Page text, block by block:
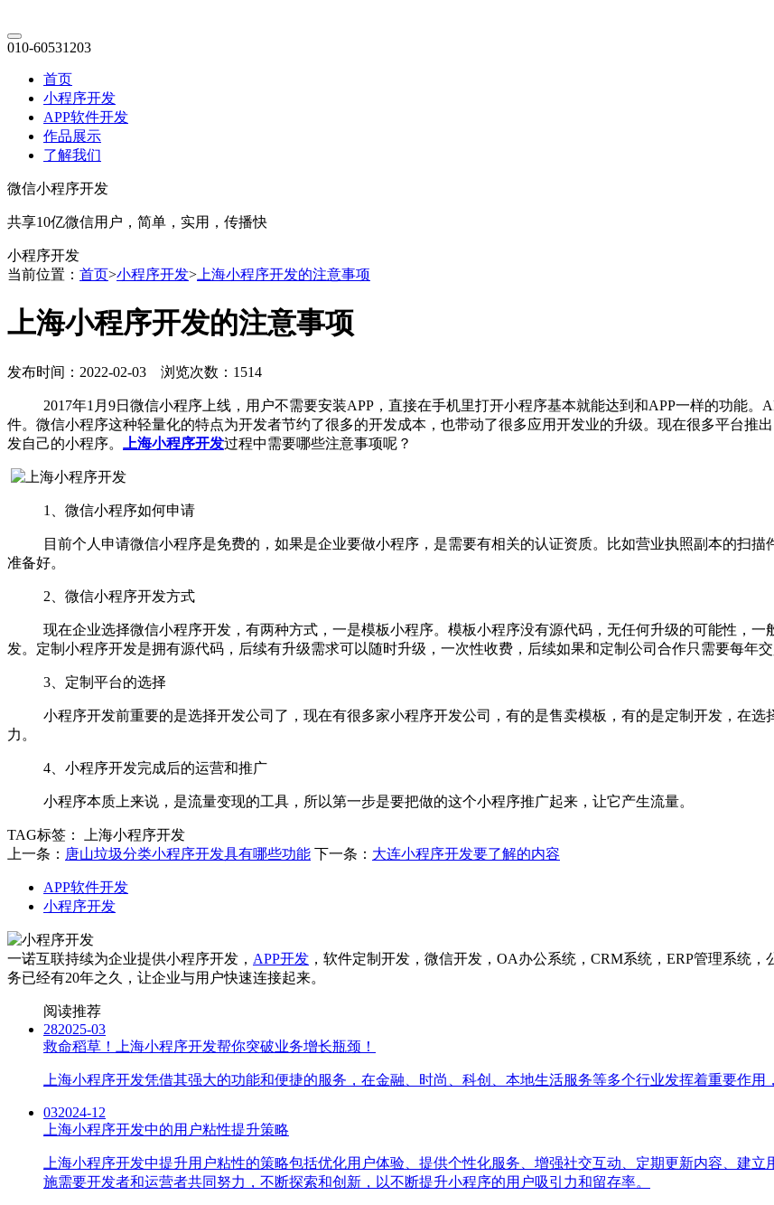
010-60531203
首页
小程序开发
APP软件开发
作品展示
了解我们
微信小程序开发
共享10亿微信用户，简单，实用，传播快
小程序开发
当前位置： 首页>小程序开发> 上海小程序开发的注意事项
上海小程序开发的注意事项
发布时间：2022-02-03 浏览次数：1514
2017年1月9日微信小程序上线，用户不需要安装APP，直接在手机里打开小程序基本就能达到和APP一样的功能。
件。微信小程序这种轻量化的特点为开发者节约了很多的开发成本，也带动了很多应用开发业的升级。现在很多平台推
发自己的小程序。
上海小程序开发过程中需要哪些注意事项呢？
1、微信小程序如何申请
目前个人申请微信小程序是免费的，如果是企业要做小程序，是需要有相关的认证资质。比如营业执照副本的扫描
准备好。
2、微信小程序开发方式
现在企业选择微信小程序开发，有两种方式，一是模板小程序。模板小程序没有源代码，无任何升级的可能性，一
发。定制小程序开发是拥有源代码，后续有升级需求可以随时升级，一次性收费，后续如果和定制公司合作只需要每年
3、定制平台的选择
小程序开发前重要的是选择开发公司了，现在有很多家小程序开发公司，有的是售卖模板，有的是定制开发，在选
力。
4、小程序开发完成后的运营和推广
小程序本质上来说，是流量变现的工具，所以第一步是要把做的这个小程序推广起来，让它产生流量。
TAG标签：
上海小程序开发
上一条： 唐山垃圾分类小程序开发具有哪些功能 下一条： 大连小程序开发要了解的内容
APP软件开发
小程序开发
一诺互联持续为企业提供小程序开发， APP开发 ，软件定制开发，微信开发，OA办公系统，CRM系统，ERP管理系统
务已经有20年之久，让企业与用户快速连接起来。
阅读推荐
282025-03
救命稻草！上海小程序开发帮你突破业务增长瓶颈！
上海小程序开发凭借其强大的功能和便捷的服务，在金融、时尚、科创、本地生活服务等多个行业发挥着重要作用
032024-12
上海小程序开发中的用户粘性提升策略
上海小程序开发中提升用户粘性的策略包括优化用户体验、提供个性化服务、增强社交互动、定期更新内容、建
施需要开发者和运营者共同努力，不断探索和创新，以不断提升小程序的用户吸引力和留存率。